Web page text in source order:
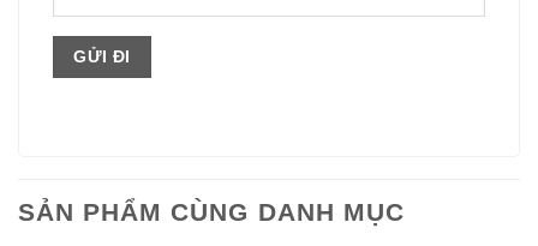
SẢN PHẨM CÙNG DANH MỤC